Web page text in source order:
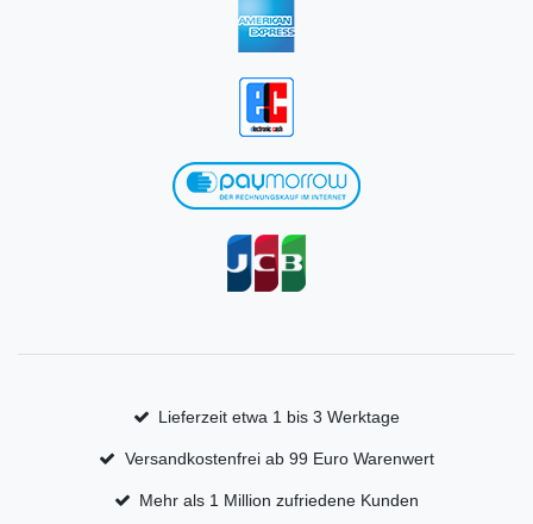
Lieferzeit etwa 1 bis 3 Werktage
Versandkostenfrei ab 99 Euro Warenwert
Mehr als 1 Million zufriedene Kunden